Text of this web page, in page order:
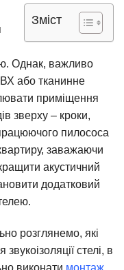
Зміст
Однак, важливо
або тканинне
приміщення
зверху – кроки,
пилососа
заважаючи
акустичний
додатковий
розглянемо, які
стелі, в
виконати монтаж